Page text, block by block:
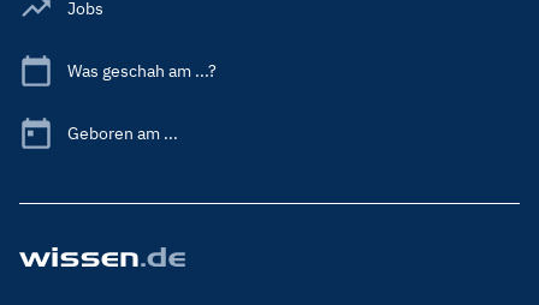
Jobs
Was geschah am ...?
Geboren am ...